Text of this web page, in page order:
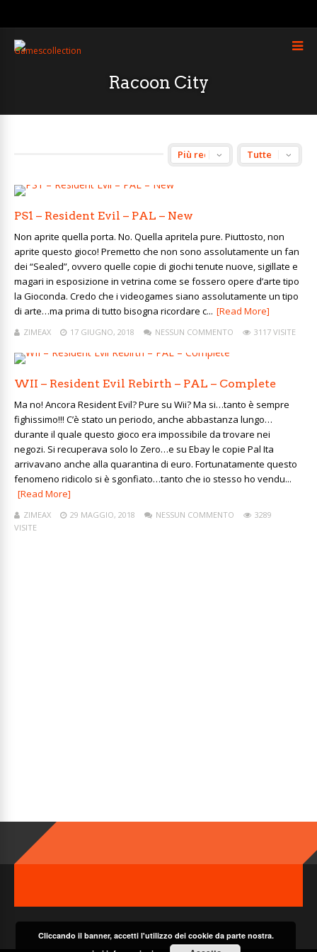
Racoon City
PS1 – Resident Evil – PAL – New
Non aprite quella porta. No. Quella apritela pure. Piuttosto, non
aprite questo gioco! Premetto che non sono assolutamente un fan
dei “Sealed”, ovvero quelle copie di giochi tenute nuove, sigillate e
magari in esposizione in vetrina come se fossero opere d’arte tipo
la Gioconda. Credo che i videogames siano assolutamente un tipo
di arte…ma prima di tutto bisogna ricordare c... [Read More]
ZIMEAX 17 GIUGNO, 2018 NESSUN COMMENTO 3117 VISITE
WII – Resident Evil Rebirth – PAL – Complete
Ma no! Ancora Resident Evil? Pure su Wii? Ma si…tanto è sempre
fighissimo!!! C’è stato un periodo, anche abbastanza lungo…
durante il quale questo gioco era impossibile da trovare nei
negozi. Si recuperava solo lo Zero…e su Ebay le copie Pal Ita
arrivavano anche alla quarantina di euro. Fortunatamente questo
fenomeno ridicolo si è sgonfiato…tanto che io stesso ho vendu...
[Read More]
ZIMEAX 29 MAGGIO, 2018 NESSUN COMMENTO
3289
VISITE
Cliccando il banner, accetti l'utilizzo dei cookie da parte nostra.